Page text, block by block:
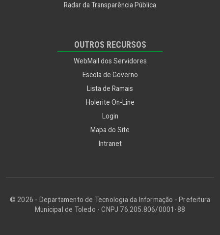
Radar da Transparência Pública
OUTROS RECURSOS
WebMail dos Servidores
Escola de Governo
Lista de Ramais
Holerite On-Line
Login
Mapa do Site
Intranet
© 2026 - Departamento de Tecnologia da Informação - Prefeitura
Municipal de Toledo - CNPJ 76.205.806/0001-88